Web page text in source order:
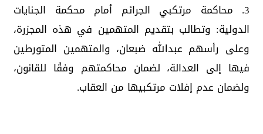
3. محاكمة مرتكبي الجرائم أمام محكمة الجنايات
الدولية: وتطالب بتقديم المتهمين في هذه المجزرة،
وعلى رأسهم عبدالله ضبعان، والمتهمين المتورطين
فيها إلى العدالة، لضمان محاكمتهم وفقًا للقانون،
ولضمان عدم إفلات مرتكبيها من العقاب.